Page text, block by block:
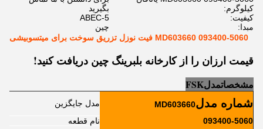
کیلوگرم:
بگیرید
کیفیت:
ABEC-5
مبدا:
چین
MD603660 093400-5060 فیت نوزل تزریق سوخت برای میتسوبیشی
قیمت ارزان را از کارخانه بلبرینگ چین دریافت کنید!
مشخصاتمدلFSK
شماره مدلMD603660
مدل جایگزین
093400-5060
نام قطعه